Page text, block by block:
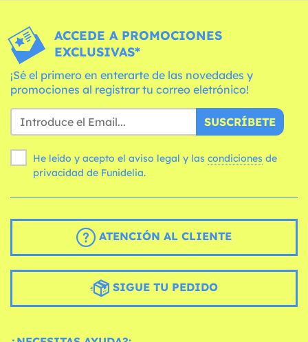
ACCEDE A PROMOCIONES
EXCLUSIVAS*
¡Sé el primero en enterarte de las novedades y
promociones al registrar tu correo eletrónico!
SUSCRÍBETE
He leído y acepto el aviso legal y las condiciones
privacidad de Funidelia.
ATENCIÓN AL CLIENTE
SIGUE TU PEDIDO